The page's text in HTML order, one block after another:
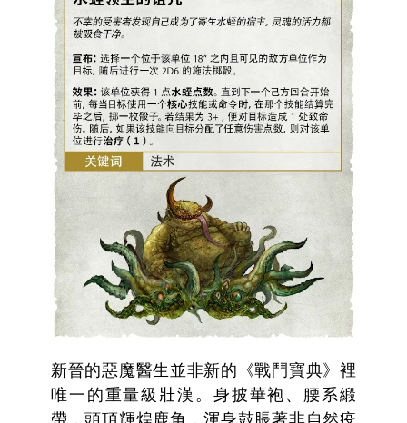
新晉的惡魔醫生並非新的《戰鬥寶典》裡
唯一的重量級壯漢。身披華袍、腰系緞
帶，頭頂輝煌鹿角，渾身鼓脹著非自然疫